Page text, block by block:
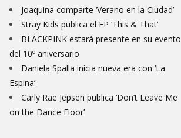
Joaquina comparte ‘Verano en la Ciudad’
Stray Kids publica el EP ‘This & That’
BLACKPINK estará presente en su evento
del 10º aniversario
Daniela Spalla inicia nueva era con ‘La
Espina’
Carly Rae Jepsen publica ‘Don’t Leave Me
on the Dance Floor’